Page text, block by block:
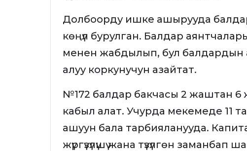
Долбоорду ишке ашырууда
көңүл бурулган. Балдар
менен жабдылып, бул балдардын
алуу коркунучун азайтат.
№172 балдар бакчасы 2 жаштан
кабыл алат. Учурда мекемеде 11
ашуун бала тарбияланууда.
жүргүзүлүшү жана түзүлгөн